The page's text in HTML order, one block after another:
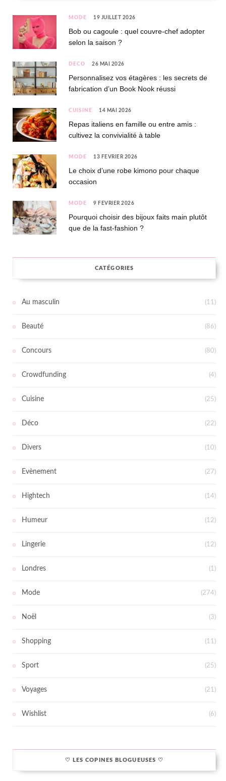
MODE 19 JUILLET 2026
Bob ou cagoule : quel couvre-chef adopter
selon la saison ?
DÉCO 26 MAI 2026
Personnalisez vos étagères : les secrets de
fabrication d’un Book Nook réussi
CUISINE 14 MAI 2026
Repas italiens en famille ou entre amis :
cultivez la convivialité à table
MODE 13 FÉVRIER 2026
Le choix d’une robe kimono pour chaque
occasion
MODE 9 FÉVRIER 2026
Pourquoi choisir des bijoux faits main plutôt
que de la fast-fashion ?
CATÉGORIES
Au masculin (11)
Beauté (86)
Concours (80)
Crowdfunding (4)
Cuisine (25)
Déco (22)
Divers (10)
Evènement (27)
Hightech (14)
Humeur (12)
Lingerie (12)
Londres (1)
Mode (274)
Noël (3)
Shopping (11)
Sport (25)
Voyages (21)
Wishlist (6)
♡ LES COPINES BLOGUEUSES ♡